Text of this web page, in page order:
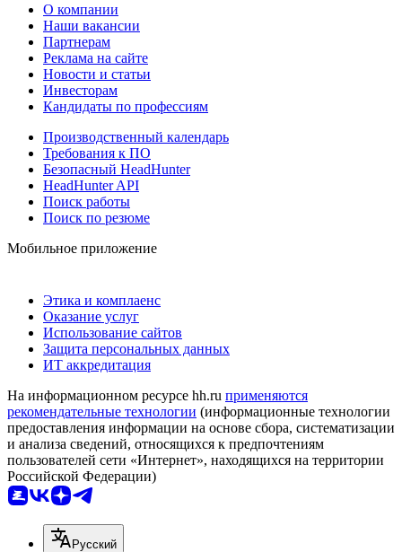
О компании
Наши вакансии
Партнерам
Реклама на сайте
Новости и статьи
Инвесторам
Кандидаты по профессиям
Производственный календарь
Требования к ПО
Безопасный HeadHunter
HeadHunter API
Поиск работы
Поиск по резюме
Мобильное приложение
Этика и комплаенс
Оказание услуг
Использование сайтов
Защита персональных данных
ИТ аккредитация
На информационном ресурсе hh.ru применяются
рекомендательные технологии (информационные технологии
предоставления информации на основе сбора, систематизации
и анализа сведений, относящихся к предпочтениям
пользователей сети «Интернет», находящихся на территории
Российской Федерации)
Русский